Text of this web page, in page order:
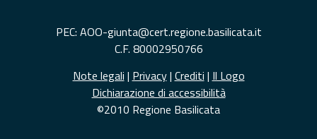
PEC: AOO-giunta@cert.regione.basilicata.it
C.F. 80002950766
Note legali | Privacy| Crediti | Il Logo
Dichiarazione di accessibilità
©2010 Regione Basilicata